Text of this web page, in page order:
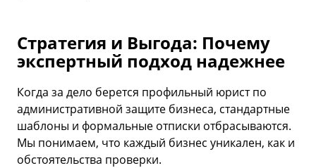
Стратегия и Выгода: Почему
экспертный подход надежнее
Когда за дело берется профильный юрист по
административной защите бизнеса, стандартные
шаблоны и формальные отписки отбрасываются.
Мы понимаем, что каждый бизнес уникален, как и
обстоятельства проверки.